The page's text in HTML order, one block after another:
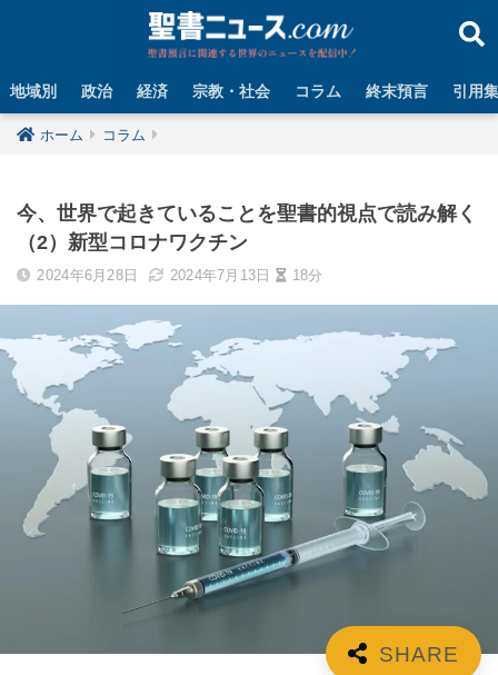
地域別 政治 経済 宗教・社会 コラム 終末預言 引用集
ホーム コラム
今、世界で起きていることを聖書的視点で読み解く
（2）新型コロナワクチン
2024年6月28日 2024年7月13日 18分